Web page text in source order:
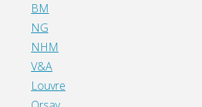
BM
NG
NHM
V&A
Louvre